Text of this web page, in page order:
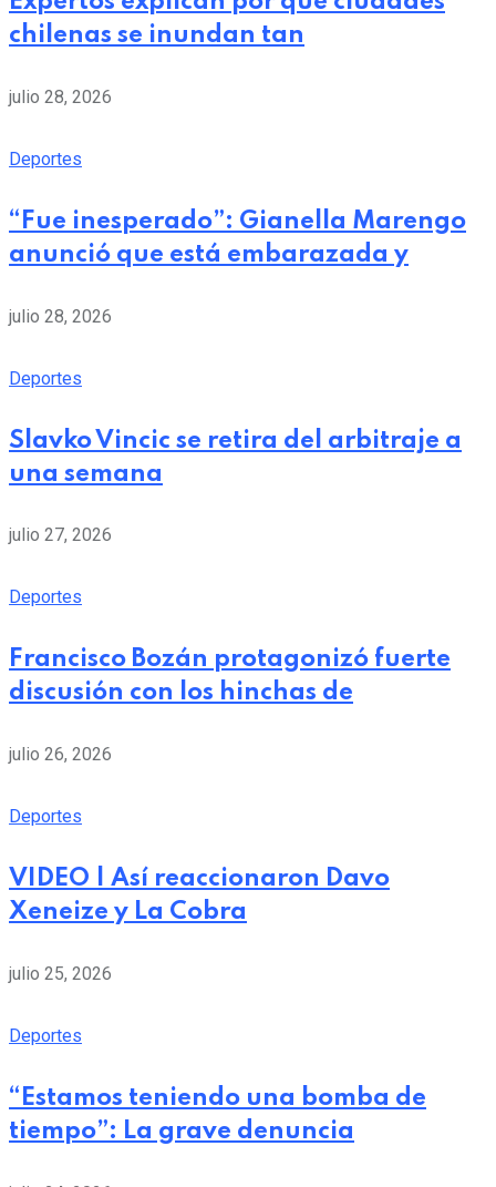
chilenas se inundan tan
julio 28, 2026
Deportes
“Fue inesperado”: Gianella Marengo
anunció que está embarazada y
julio 28, 2026
Deportes
Slavko Vincic se retira del arbitraje a
una semana
julio 27, 2026
Deportes
Francisco Bozán protagonizó fuerte
discusión con los hinchas de
julio 26, 2026
Deportes
VIDEO | Así reaccionaron Davo
Xeneize y La Cobra
julio 25, 2026
Deportes
“Estamos teniendo una bomba de
tiempo”: La grave denuncia